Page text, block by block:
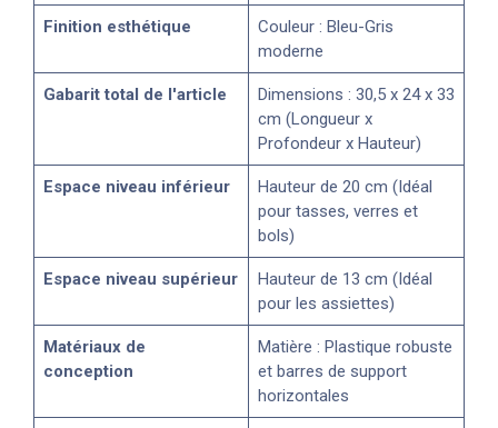
Finition esthétique
Couleur : Bleu-Gris
moderne
Gabarit total de l'article
Dimensions : 30,5 x 24 x 33
cm (Longueur x
Profondeur x Hauteur)
Espace niveau inférieur
Hauteur de 20 cm (Idéal
pour tasses, verres et
bols)
Espace niveau supérieur
Hauteur de 13 cm (Idéal
pour les assiettes)
Matériaux de
conception
Matière : Plastique robuste
et barres de support
horizontales